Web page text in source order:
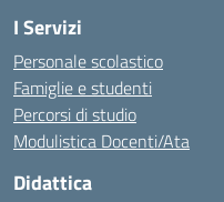
I Servizi
Personale scolastico
Famiglie e studenti
Percorsi di studio
Modulistica Docenti/Ata
Didattica